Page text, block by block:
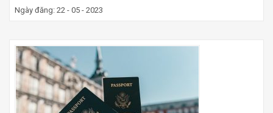
Ngày đăng: 22 - 05 - 2023